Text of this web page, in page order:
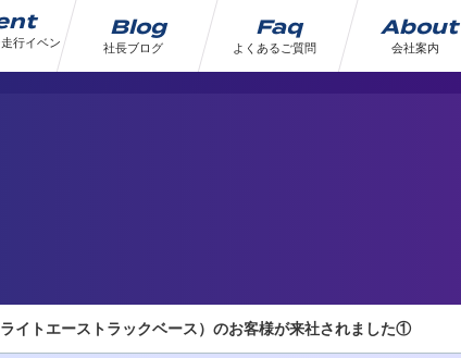
行イベン
Blog
社長ブログ
Faq
よくあるご質問
About
会社案内
イトエーストラックベース）のお客様が来社されました①